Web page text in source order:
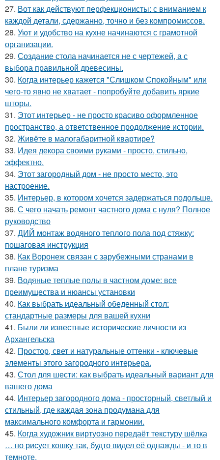
27. Вот как действуют перфекционисты: с вниманием к
каждой детали, сдержанно, точно и без компромиссов.
28. Уют и удобство на кухне начинаются с грамотной
организации.
29. Создание стола начинается не с чертежей, а с
выбора правильной древесины.
30. Когда интерьер кажется "Слишком Спокойным" или
чего-то явно не хватает - попробуйте добавить яркие
шторы.
31. Этот интерьер - не просто красиво оформленное
пространство, а ответственное продолжение истории.
32. Живёте в малогабаритной квартире?
33. Идея декора своими руками - просто, стильно,
эффектно.
34. Этот загородный дом - не просто место, это
настроение.
35. Интерьер, в котором хочется задержаться подольше.
36. С чего начать ремонт частного дома с нуля? Полное
руководство
37. ДИЙ монтаж водяного теплого пола под стяжку:
пошаговая инструкция
38. Как Воронеж связан с зарубежными странами в
плане туризма
39. Водяные теплые полы в частном доме: все
преимущества и нюансы установки
40. Как выбрать идеальный обеденный стол:
стандартные размеры для вашей кухни
41. Были ли известные исторические личности из
Архангельска
42. Простор, свет и натуральные оттенки - ключевые
элементы этого загородного интерьера.
43. Стол для шести: как выбрать идеальный вариант для
вашего дома
44. Интерьер загородного дома - просторный, светлый и
стильный, где каждая зона продумана для
максимального комфорта и гармонии.
45. Когда художник виртуозно передаёт текстуру шёлка
… но рисует кошку так, будто видел её однажды - и то в
темноте.